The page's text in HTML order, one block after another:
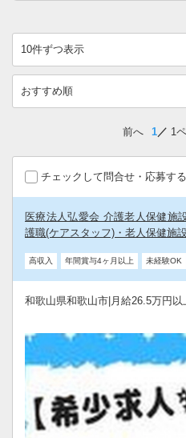
前へ 1 1
チェックして問合せ・応募する
医療法人弘愛会 介護老人保健施
護職(ケアスタッフ)・老人保健施
高収入 年間賞与4ヶ月以上 未経験OK
和歌山県和歌山市|月給26.5万円